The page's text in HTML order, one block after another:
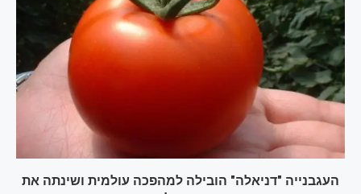
העגבנייה "דניאלה" הובילה למהפכה עולמית ושינתה את